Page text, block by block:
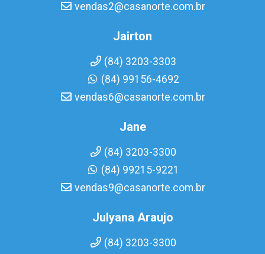
vendas2@casanorte.com.br
Jairton
(84) 3203-3303
(84) 99156-4692
vendas6@casanorte.com.br
Jane
(84) 3203-3300
(84) 99215-9221
vendas9@casanorte.com.br
Julyana Araujo
(84) 3203-3300